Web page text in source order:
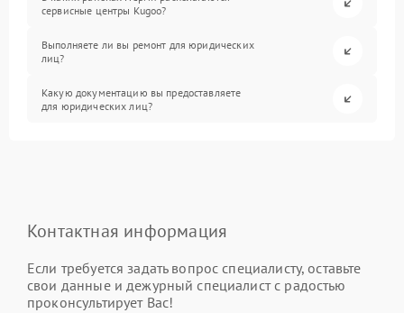
сервисные центры Kugoo?
Выполняете ли вы ремонт для юридических
лиц?
Какую документацию вы предоставляете
для юридических лиц?
Контактная информация
Если требуется задать вопрос специалисту, оставьте
свои данные и дежурный специалист с радостью
проконсультирует Вас!